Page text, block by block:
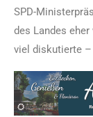
SPD-
des Landes
viel diskutierte –